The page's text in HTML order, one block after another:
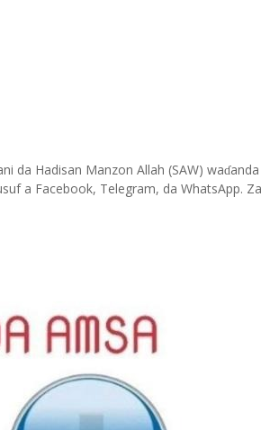
da Hadisan Manzon Allah (SAW) waɗanda
a Facebook, Telegram, da WhatsApp. Za